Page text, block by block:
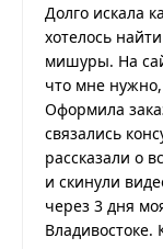
Долго искала
хотелось
мишуры. На
что мне
Оформила
связались
рассказали о
и скинули
через 3 дня